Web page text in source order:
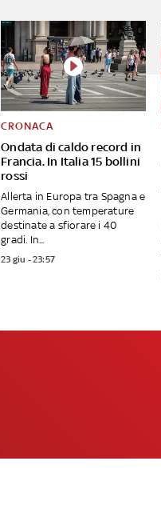
Ondata di caldo record in
Francia. In Italia 15 bollini
rossi
CRONACA
Allerta in Europa tra Spagna e
Germania, con temperature
destinate a sfiorare i 40
gradi. In...
23 giu - 23:57